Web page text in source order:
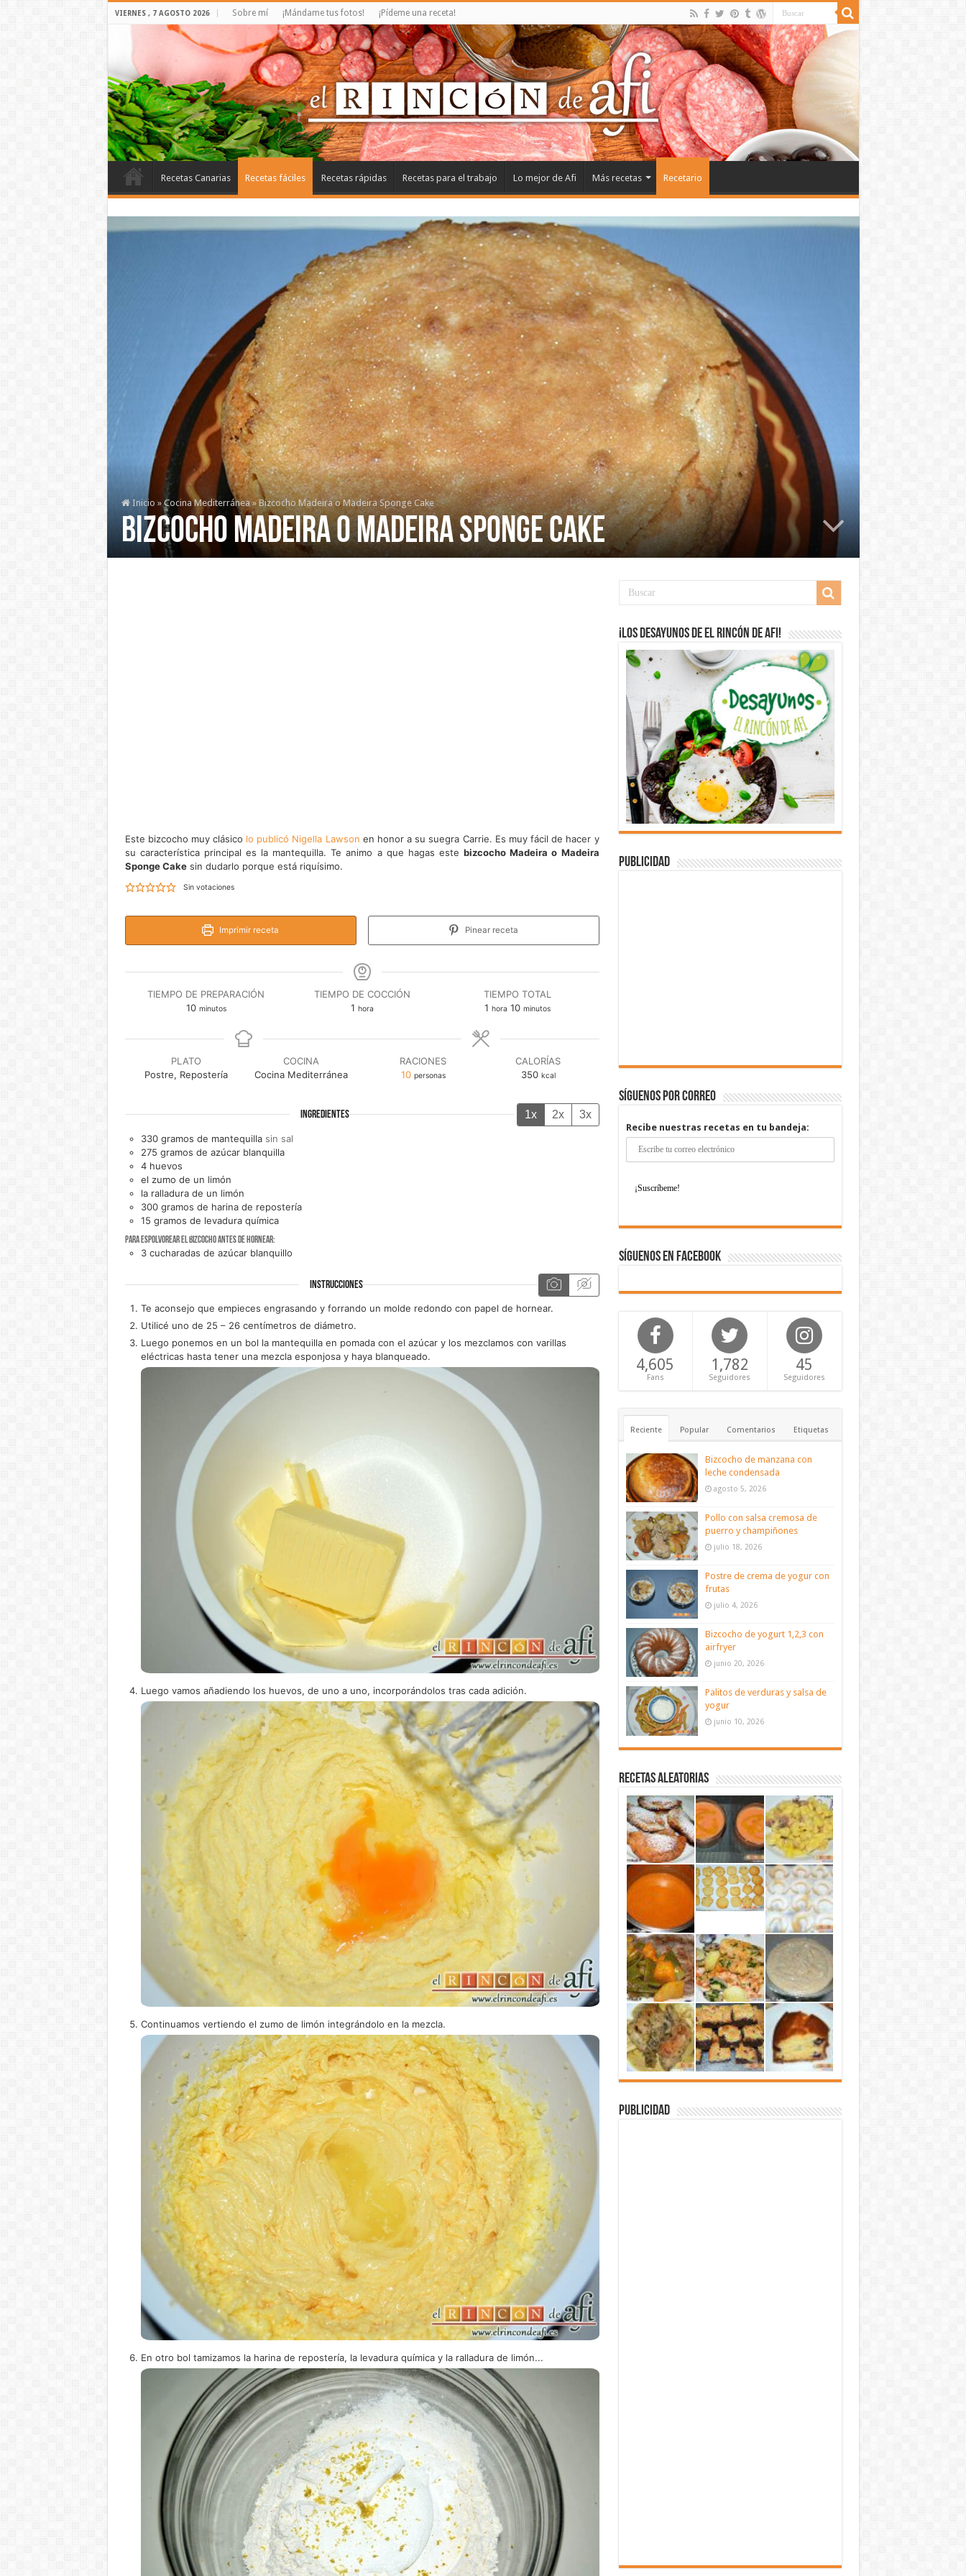
VIERNES , 7 AGOSTO 2026 Sobre mí ¡Mándame tus fotos! ¡Pídeme una receta!
Recetas Canarias Recetas fáciles Recetas rápidas Recetas para el trabajo Lo mejor de Afi Más recetas Recetario
Inicio » Cocina Mediterránea » Bizcocho Madeira o Madeira Sponge Cake
Bizcocho Madeira o Madeira Sponge Cake
Este bizcocho muy clásico lo publicó Nigella Lawson en honor a su suegra Carrie. Es muy fácil de hacer y
su característica principal es la mantequilla. Te animo a que hagas estebizcocho Madeira o Madeira
Sponge Cakesin dudarlo porque está riquísimo.
Sin votaciones
Imprimir receta Pinear receta
TIEMPO DE PREPARACIÓN
10minutos
minutos
TIEMPO DE COCCIÓN
1hora
hora
TIEMPO TOTAL
1 hora
hora 10minutos
minutos
PLATO
Postre, Repostería
COCINA
Cocina Mediterránea
RACIONES
10 personas
CALORÍAS
350 kcal
INGREDIENTES 1x 2x 3x
330 gramos de mantequilla sin sal
275 gramos de azúcar blanquilla
4 huevos
el zumo de un limón
la ralladura de un limón
300 gramos de harina de repostería
15 gramos de levadura química
Para espolvorear el bizcocho antes de hornear:
3 cucharadas de azúcar blanquillo
INSTRUCCIONES
Te aconsejo que empieces engrasando y forrando un molde redondo con papel de hornear.
Utilicé uno de 25 – 26 centímetros de diámetro.
Luego ponemos en un bol la mantequilla en pomada con el azúcar y los mezclamos con varillas
eléctricas hasta tener una mezcla esponjosa y haya blanqueado.
Luego vamos añadiendo los huevos, de uno a uno, incorporándolos tras cada adición.
Continuamos vertiendo el zumo de limón integrándolo en la mezcla.
En otro bol tamizamos la harina de repostería, la levadura química y la ralladura de limón...
¡Los desayunos de El Rincón de Afi!
Publicidad
Síguenos por correo
Recibe nuestras recetas en tu bandeja:
Síguenos en Facebook
4,605
Fans
1,782
Seguidores
45
Seguidores
Reciente Popular Comentarios Etiquetas
Bizcocho de manzana con
leche condensada
agosto 5, 2026
Pollo con salsa cremosa de
puerro y champiñones
julio 18, 2026
Postre de crema de yogur con
frutas
julio 4, 2026
Bizcocho de yogurt 1,2,3 con
airfryer
junio 20, 2026
Palitos de verduras y salsa de
yogur
junio 10, 2026
Recetas aleatorias
Publicidad